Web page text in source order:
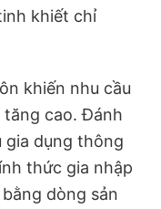
khiết chỉ
khiến nhu cầu
tăng cao. Đánh
gia dụng thông
thức gia nhập
dòng sản